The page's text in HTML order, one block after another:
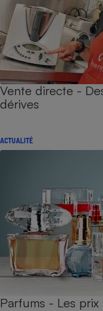
Vente directe -
dérives
ACTUALITÉ
Parfums - Les prix